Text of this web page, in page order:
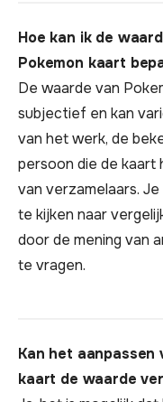
Hoe kan ik de
Pokemon kaart
De waarde van
subjectief en kan
van het werk, de
persoon die de kaart
van verzamelaars.
te kijken naar
door de mening van
te vragen.
Kan het aanpassen
kaart de waarde